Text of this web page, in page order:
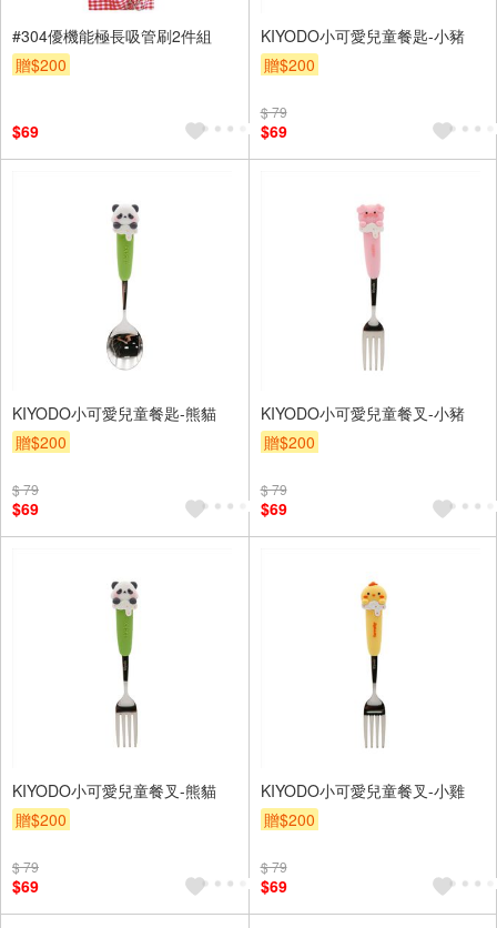
#304優機能極長吸管刷2件組
贈$200
$69
KIYODO小可愛兒童餐匙-小豬
贈$200
$ 79
$69
KIYODO小可愛兒童餐匙-熊貓
贈$200
$ 79
$69
KIYODO小可愛兒童餐叉-小豬
贈$200
$ 79
$69
KIYODO小可愛兒童餐叉-熊貓
贈$200
$ 79
$69
KIYODO小可愛兒童餐叉-小雞
贈$200
$ 79
$69